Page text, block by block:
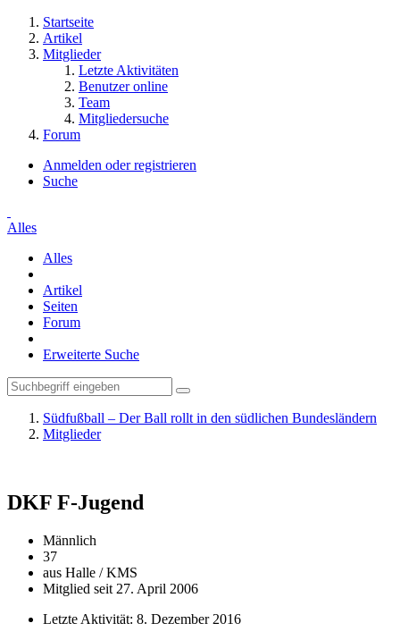
Startseite
Artikel
Mitglieder
Letzte Aktivitäten
Benutzer online
Team
Mitgliedersuche
Forum
Anmelden oder registrieren
Suche
Alles
Alles
Artikel
Seiten
Forum
Erweiterte Suche
Südfußball – Der Ball rollt in den südlichen Bundesländern
Mitglieder
DKF F-Jugend
Männlich
37
aus Halle / KMS
Mitglied seit 27. April 2006
Letzte Aktivität: 8. Dezember 2016